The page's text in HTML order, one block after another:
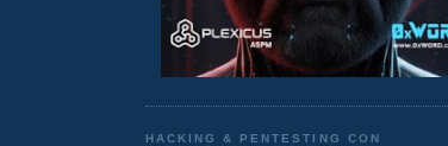
HACKING & PENTESTING CON